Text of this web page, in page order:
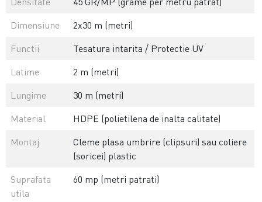
Dimensiune
2x30 m (metri)
Functii
Tesatura intarita / Protectie UV
Latime
2 m (metri)
Lungime
30 m (metri)
Material
HDPE (polietilena de inalta calitate)
Montaj
Cleme plasa umbrire (clipsuri) sau coliere
(soricei) plastic
Suprafata
utila
60 mp (metri patrati)